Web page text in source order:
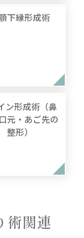
下縁形成術
ン形成術（鼻
元・あご先の
整形）
術関連